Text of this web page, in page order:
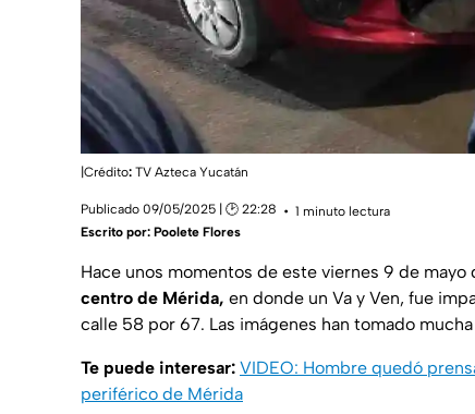
|Crédito: TV Azteca Yucatán
Publicado 09/05/2025 | 🕑 22:28
1 minuto lectura
Escrito por: Poolete Flores
Hace unos momentos de este viernes 9 de
centro de Mérida, en donde un Va y Ven, fue
calle 58 por 67. Las imágenes han tomado
Te puede interesar: VIDEO: Hombre quedó
periférico de Mérida